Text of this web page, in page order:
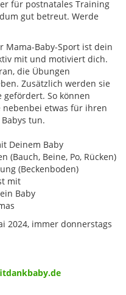
für postnatales Training
gut betreut. Werde
Mama-Baby-Sport ist dein
mit und motiviert dich.
die Übungen
Zusätzlich werden sie
So können
etwas für ihren
tun.
Deinem Baby
(Bauch, Beine, Po, Rücken)
(Beckenboden)
mit
Baby
2024, immer donnerstags